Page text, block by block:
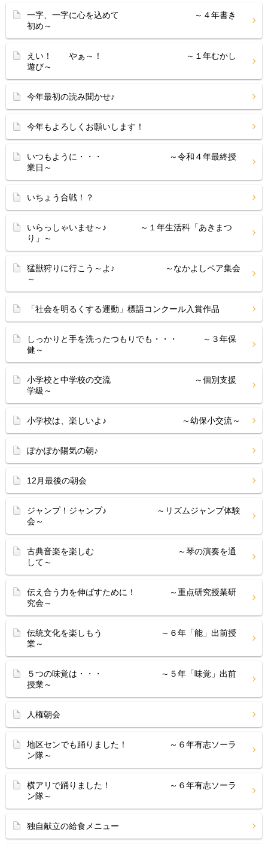
一字、一字に心を込めて ～４年書き
初め～
えい！ やぁ～！ ～１年むかし
遊び～
今年最初の読み聞かせ♪
今年もよろしくお願いします！
いつもように・・・ ～令和４年最終授
業日～
いちょう合戦！？
いらっしゃいませ～♪ ～１年生活科「あきまつ
り」～
猛獣狩りに行こう～よ♪ ～なかよしペア集会
～
「社会を明るくする運動」標語コンクール入賞作品
しっかりと手を洗ったつもりでも・・・ ～３年保
健～
小学校と中学校の交流 ～個別支援
学級～
小学校は、楽しいよ♪ ～幼保小交流～
ぽかぽか陽気の朝♪
12月最後の朝会
ジャンプ！ジャンプ♪ ～リズムジャンプ体験
会～
古典音楽を楽しむ ～琴の演奏を通
して～
伝え合う力を伸ばすために！ ～重点研究授業研
究会～
伝統文化を楽しもう ～６年「能」出前授
業～
５つの味覚は・・・ ～５年「味覚」出前
授業～
人権朝会
地区センでも踊りました！ ～６年有志ソーラ
ン隊～
横アリで踊りました！ ～６年有志ソーラ
ン隊～
独自献立の給食メニュー